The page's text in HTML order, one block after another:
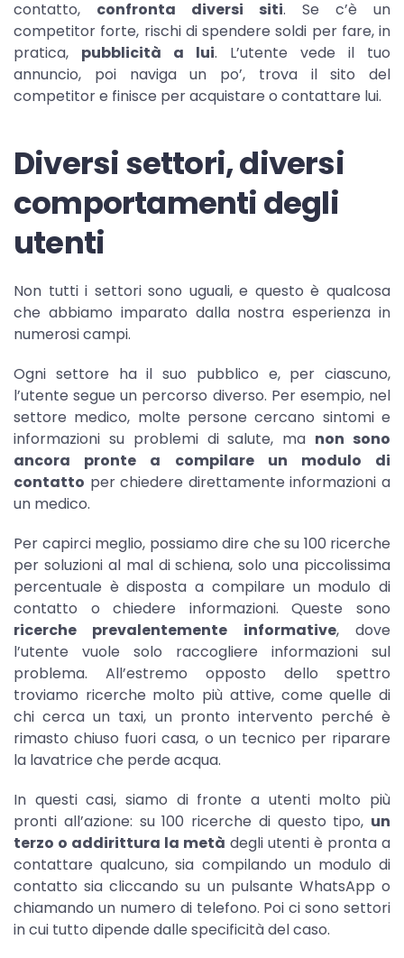
contatto, confronta diversi siti. Se c’è un
competitor forte, rischi di spendere soldi per fare, in
pratica, pubblicità a lui. L’utente vede il tuo
annuncio, poi naviga un po’, trova il sito del
competitor e finisce per acquistare o contattare lui.
Diversi settori, diversi
comportamenti degli
utenti
Non tutti i settori sono uguali, e questo è qualcosa
che abbiamo imparato dalla nostra esperienza in
numerosi campi.
Ogni settore ha il suo pubblico e, per ciascuno,
l’utente segue un percorso diverso. Per esempio, nel
settore medico, molte persone cercano sintomi e
informazioni su problemi di salute, ma non sono
ancora pronte a compilare un modulo di
contatto per chiedere direttamente informazioni a
un medico.
Per capirci meglio, possiamo dire che su 100 ricerche
per soluzioni al mal di schiena, solo una piccolissima
percentuale è disposta a compilare un modulo di
contatto o chiedere informazioni. Queste sono
ricerche prevalentemente informative, dove
l’utente vuole solo raccogliere informazioni sul
problema. All’estremo opposto dello spettro
troviamo ricerche molto più attive, come quelle di
chi cerca un taxi, un pronto intervento perché è
rimasto chiuso fuori casa, o un tecnico per riparare
la lavatrice che perde acqua.
In questi casi, siamo di fronte a utenti molto più
pronti all’azione: su 100 ricerche di questo tipo, un
terzo o addirittura la metà degli utenti è pronta a
contattare qualcuno, sia compilando un modulo di
contatto sia cliccando su un pulsante WhatsApp o
chiamando un numero di telefono. Poi ci sono settori
in cui tutto dipende dalle specificità del caso.